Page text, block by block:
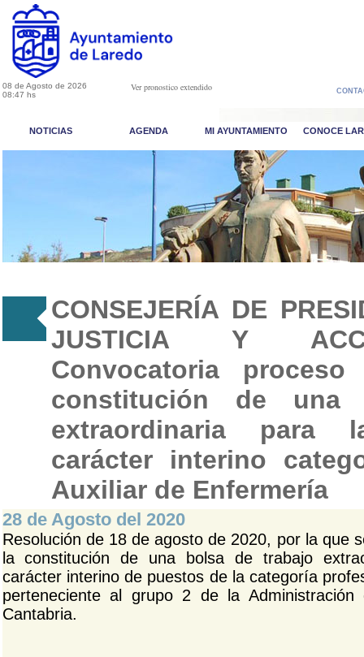
08 de Agosto de 2026
08:47 hs
Ver pronostico extendido
NOTICIAS AGENDA MI AYUNTAMIENTO CONOCE
CONSEJERÍA DE
JUSTICIA Y
Convocatoria
constitución de una
extraordinaria para
carácter interino
Auxiliar de Enfermería
28 de Agosto del 2020
Resolución de 18 de agosto de 2020, por la que
la constitución de una bolsa de trabajo
carácter interino de puestos de la categoría
perteneciente al grupo 2 de la
Cantabria.